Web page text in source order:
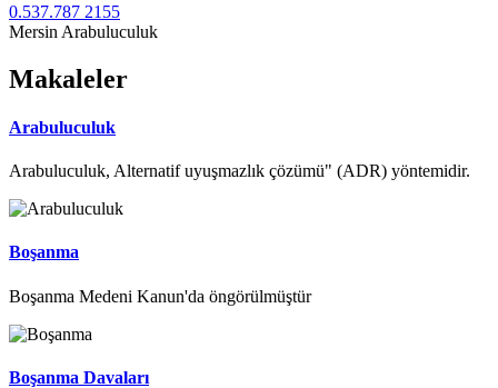
0.537.787 2155
Mersin Arabuluculuk
Makaleler
Arabuluculuk
Arabuluculuk, Alternatif uyuşmazlık çözümü" (ADR) yöntemidir.
Boşanma
Boşanma Medeni Kanun'da öngörülmüştür
Boşanma Davaları